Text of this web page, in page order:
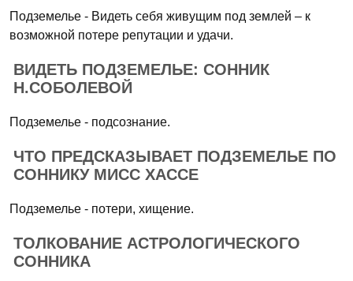
Подземелье - Видеть себя живущим под землей – к
возможной потере репутации и удачи.
ВИДЕТЬ ПОДЗЕМЕЛЬЕ: СОННИК
Н.СОБОЛЕВОЙ
Подземелье - подсознание.
ЧТО ПРЕДСКАЗЫВАЕТ ПОДЗЕМЕЛЬЕ ПО
СОННИКУ МИСС ХАССЕ
Подземелье - потери, хищение.
ТОЛКОВАНИЕ АСТРОЛОГИЧЕСКОГО
СОННИКА